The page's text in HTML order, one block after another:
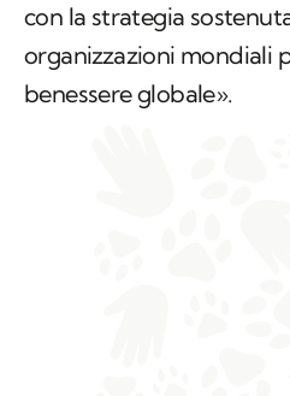
con la strategia
organizzazioni mondiali
benessere globale».